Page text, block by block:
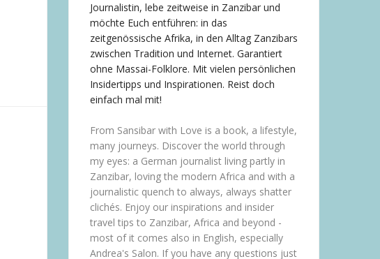
Journalistin, lebe zeitweise in Zanzibar und
möchte Euch entführen: in das
zeitgenössische Afrika, in den Alltag Zanzibars
zwischen Tradition und Internet. Garantiert
ohne Massai-Folklore. Mit vielen persönlichen
Insidertipps und Inspirationen. Reist doch
einfach mal mit!
From Sansibar with Love is a book, a lifestyle,
many journeys. Discover the world through
my eyes: a German journalist living partly in
Zanzibar, loving the modern Africa and with a
journalistic quench to always, always shatter
clichés. Enjoy our inspirations and insider
travel tips to Zanzibar, Africa and beyond -
most of it comes also in English, especially
Andrea's Salon. If you have any questions just